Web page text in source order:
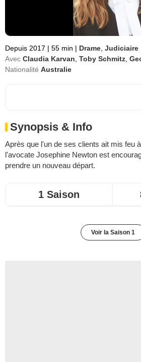
Depuis 2017 | 55 min | Drame Judiciaire
Avec Claudia Karvan Toby Schmitz
Nationalité Australie
Synopsis & Info
Après que l'un de ses clients ait mis feu
l'avocate Josephine Newton est
prendre un nouveau départ.
1 Saison
Voir la Saison 1